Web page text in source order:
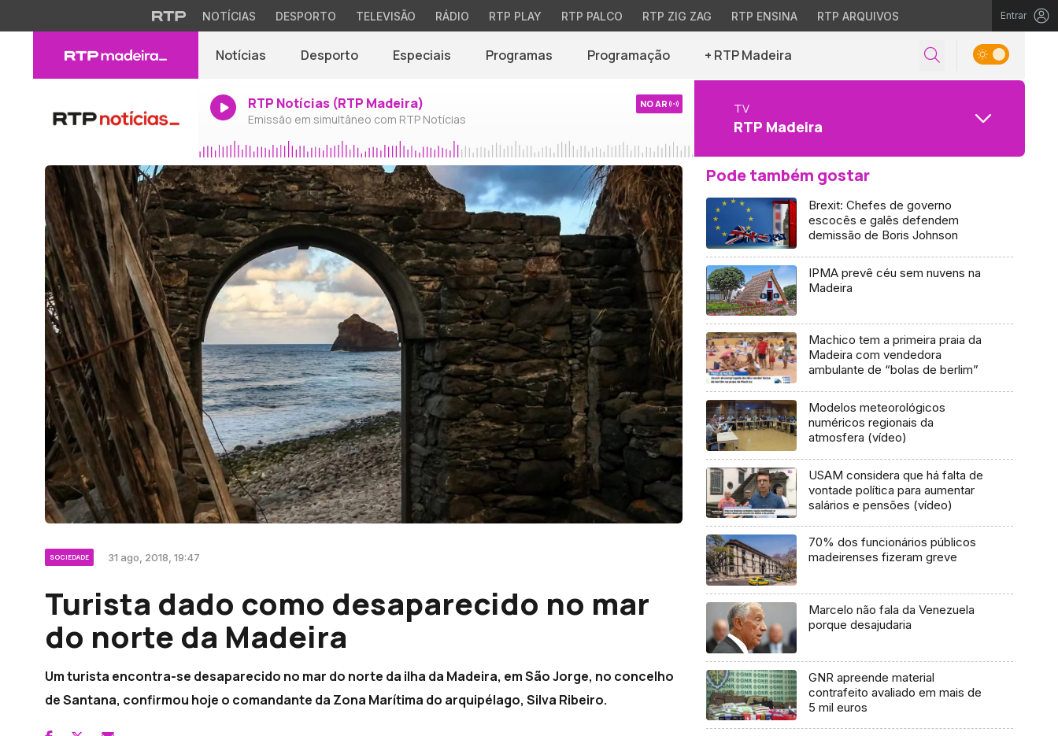
NOTÍCIAS DESPORTO TELEVISÃO RÁDIO RTP PLAY RTP PALCO RTP ZIG ZAG RTP ENSINA RTP ARQUIVOS Entrar
Notícias Desporto Especiais Programas Programação + RTP Madeira
RTP Notícias (RTP Madeira)
Emissão em simultâneo com RTP Notícias
NO AR TV
RTP Madeira
SOCIEDADE 31 ago, 2018, 19:47
Turista dado como desaparecido no mar
do norte da Madeira
Um turista encontra-se desaparecido no mar do norte da ilha da Madeira, em São Jorge, no concelho
de Santana, confirmou hoje o comandante da Zona Marítima do arquipélago, Silva Ribeiro.
Pode também gostar
Brexit: Chefes de governo
escocês e galês defendem
demissão de Boris Johnson
IPMA prevê céu sem nuvens na
Madeira
Machico tem a primeira praia da
Madeira com vendedora
ambulante de “bolas de berlim”
Modelos meteorológicos
numéricos regionais da
atmosfera (vídeo)
USAM considera que há falta de
vontade política para aumentar
salários e pensões (vídeo)
70% dos funcionários públicos
madeirenses fizeram greve
Marcelo não fala da Venezuela
porque desajudaria
GNR apreende material
contrafeito avaliado em mais de
5 mil euros